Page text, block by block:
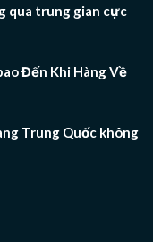
qua trung gian cực
Đến Khi Hàng Về
Trung Quốc không